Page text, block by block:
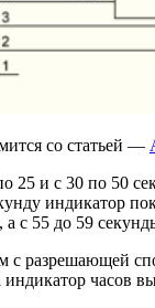
со статьей —
и с 30 по 50
индикатор
с 55 до 59
с разрешающей
часов